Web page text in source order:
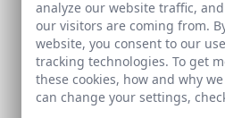
Ref: 9014_25
analyze our website traffic,
our visitors are coming from.
website, you consent to our
tracking technologies. To get
these cookies, how and why
can change your settings,